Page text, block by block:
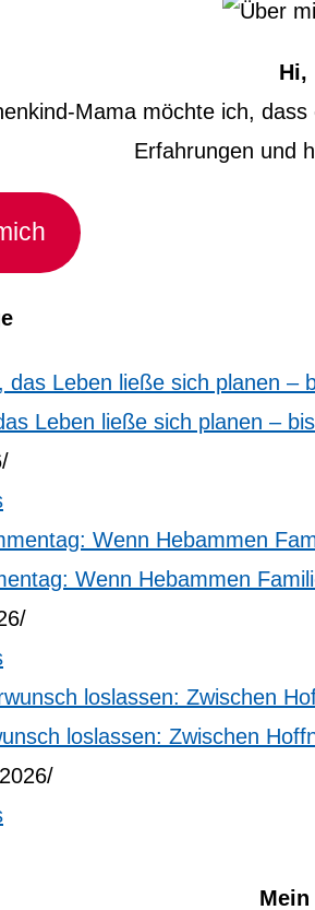
Hi,
Mama möchte ich,
Erfahrungen und
Leben ließe sich planen –
/
Wenn Hebammen
/
loslassen: Zwischen
/